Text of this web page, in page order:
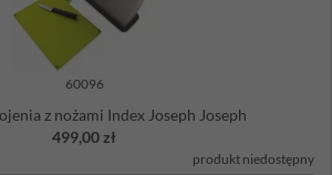
60096
z nożami Index Joseph Joseph
499,00 zł
produkt niedostępny